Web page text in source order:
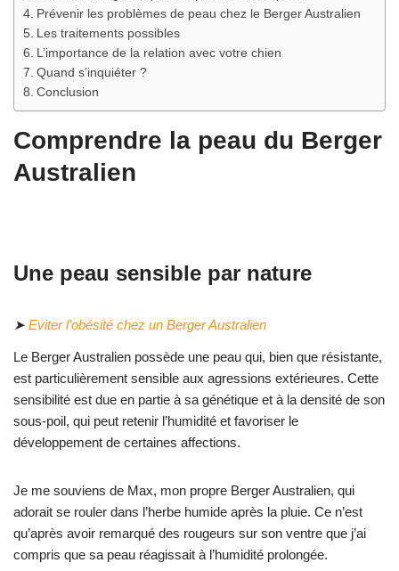
Prévenir les problèmes de peau chez le Berger Australien
Les traitements possibles
L’importance de la relation avec votre chien
Quand s’inquiéter ?
Conclusion
Comprendre la peau du Berger
Australien
Une peau sensible par nature
➤ Eviter l’obésité chez un Berger Australien
Le Berger Australien possède une peau qui, bien que résistante,
est particulièrement sensible aux agressions extérieures. Cette
sensibilité est due en partie à sa génétique et à la densité de son
sous-poil, qui peut retenir l’humidité et favoriser le
développement de certaines affections.
Je me souviens de Max, mon propre Berger Australien, qui
adorait se rouler dans l’herbe humide après la pluie. Ce n’est
qu’après avoir remarqué des rougeurs sur son ventre que j’ai
compris que sa peau réagissait à l’humidité prolongée.